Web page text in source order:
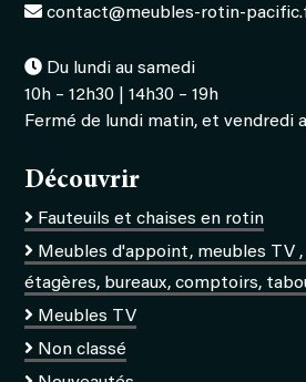
contact@meubles-rotin-
Du lundi au samedi
10h – 12h30 | 14h30 – 19h
Fermé de lundi matin, et vendredi
Découvrir
Fauteuils et chaises en rotin
Meubles d'appoint, meubles TV
étagères, bureaux, comptoirs,
Meubles TV
Non classé